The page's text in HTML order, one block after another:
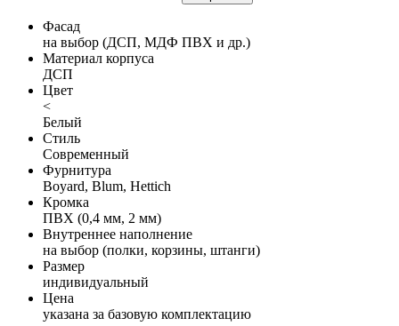
Фасад
на выбор (ДСП, МДФ ПВХ и др.)
Материал корпуса
ДСП
Цвет
<
Белый
Стиль
Современный
Фурнитура
Boyard, Blum, Hettich
Кромка
ПВХ (0,4 мм, 2 мм)
Внутреннее наполнение
на выбор (полки, корзины, штанги)
Размер
индивидуальный
Цена
указана за базовую комплектацию